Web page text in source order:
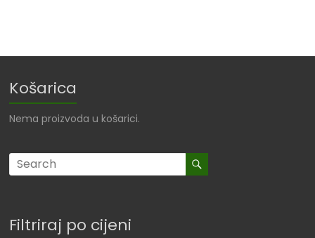
Košarica
Nema proizvoda u košarici.
Filtriraj po cijeni